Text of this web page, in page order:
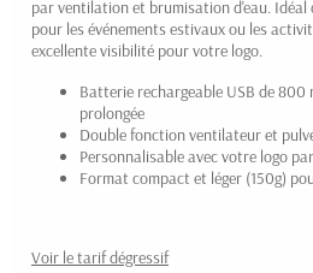
par ventilation et brumisation d'eau. Idéal
pour les événements estivaux ou les
excellente visibilité pour votre logo.
Batterie rechargeable USB de
prolongée
Double fonction ventilateur et
Personnalisable avec votre logo
Format compact et léger (150g)
Voir le tarif dégressif